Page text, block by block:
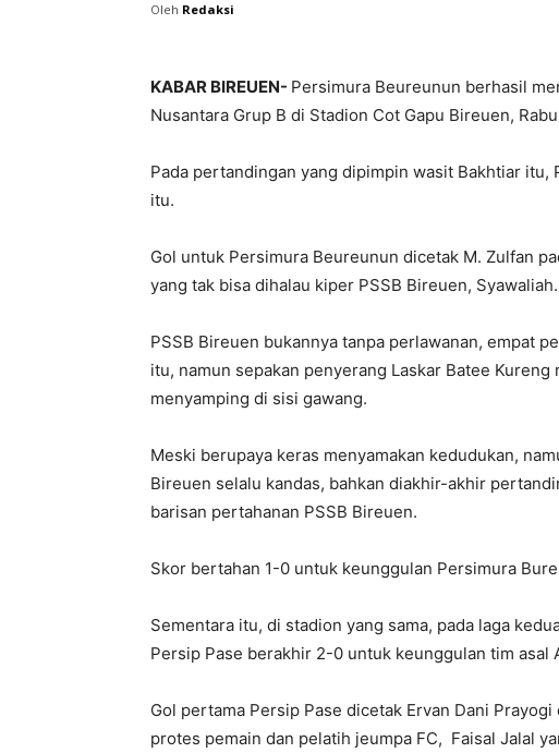
Oleh Redaksi
KABAR BIREUEN- Persimura Beureunun berhasil
Nusantara Grup B di Stadion Cot Gapu Bireuen,
Pada pertandingan yang dipimpin wasit Bakhtiar itu,
itu.
Gol untuk Persimura Beureunun dicetak M. Zulfan
yang tak bisa dihalau kiper PSSB Bireuen, Syawaliah.
PSSB Bireuen bukannya tanpa perlawanan, empat
itu, namun sepakan penyerang Laskar Batee
menyamping di sisi gawang.
Meski berupaya keras menyamakan kedudukan,
Bireuen selalu kandas, bahkan diakhir-akhir
barisan pertahanan PSSB Bireuen.
Skor bertahan 1-0 untuk keunggulan Persimura
Sementara itu, di stadion yang sama, pada laga
Persip Pase berakhir 2-0 untuk keunggulan tim asal
Gol pertama Persip Pase dicetak Ervan Dani
protes pemain dan pelatih jeumpa FC, Faisal Jalal